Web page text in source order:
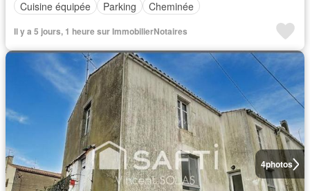
Cuisine équipée Parking Cheminée
Il y a 5 jours, 1 heure sur ImmobilierNotaires
4photos